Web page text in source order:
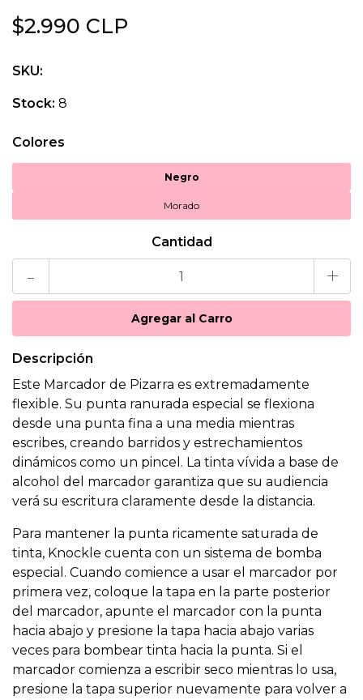
$2.990 CLP
SKU:
Stock: 8
Colores
Negro
Morado
Cantidad
- +
Descripción
Este Marcador de Pizarra es extremadamente
flexible. Su punta ranurada especial se flexiona
desde una punta fina a una media mientras
escribes, creando barridos y estrechamientos
dinámicos como un pincel. La tinta vívida a base de
alcohol del marcador garantiza que su audiencia
verá su escritura claramente desde la distancia.
Para mantener la punta ricamente saturada de
tinta, Knockle cuenta con un sistema de bomba
especial. Cuando comience a usar el marcador por
primera vez, coloque la tapa en la parte posterior
del marcador, apunte el marcador con la punta
hacia abajo y presione la tapa hacia abajo varias
veces para bombear tinta hacia la punta. Si el
marcador comienza a escribir seco mientras lo usa,
presione la tapa superior nuevamente para volver a